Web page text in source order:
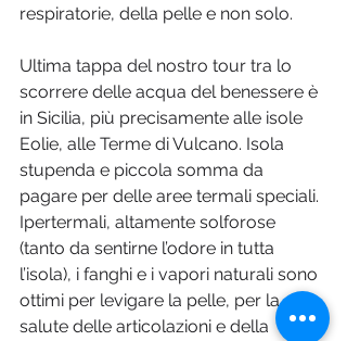
respiratorie, della pelle e non solo.
Ultima tappa del nostro tour tra lo
scorrere delle acqua del benessere è
in Sicilia, più precisamente alle isole
Eolie, alle Terme di Vulcano. Isola
stupenda e piccola somma da
pagare per delle aree termali speciali.
Ipertermali, altamente solforose
(tanto da sentirne l’odore in tutta
l’isola), i fanghi e i vapori naturali sono
ottimi per levigare la pelle, per la
salute delle articolazioni e della